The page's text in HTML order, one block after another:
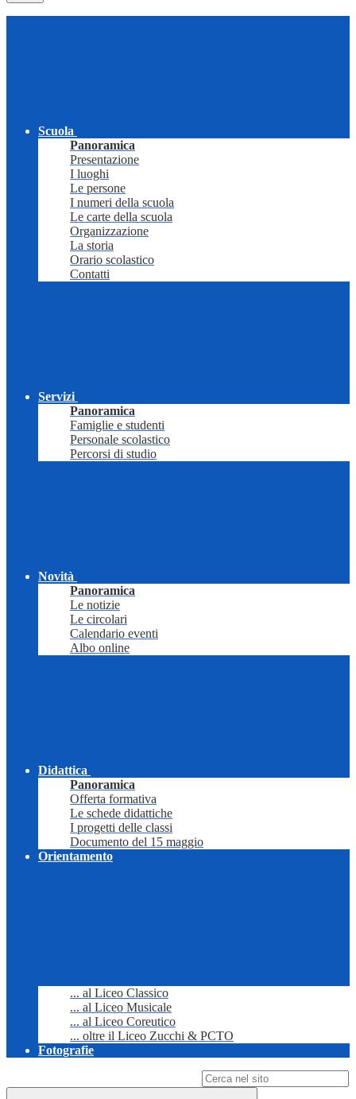
Scuola
Panoramica
Presentazione
I luoghi
Le persone
I numeri della scuola
Le carte della scuola
Organizzazione
La storia
Orario scolastico
Contatti
Servizi
Panoramica
Famiglie e studenti
Personale scolastico
Percorsi di studio
Novità
Panoramica
Le notizie
Le circolari
Calendario eventi
Albo online
Didattica
Panoramica
Offerta formativa
Le schede didattiche
I progetti delle classi
Documento del 15 maggio
Orientamento
... al Liceo Classico
... al Liceo Musicale
... al Liceo Coreutico
... oltre il Liceo Zucchi & PCTO
Fotografie